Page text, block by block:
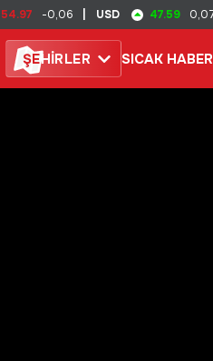
54.97 -0,06 USD 47.59
ŞEHİRLER SICAK HABER